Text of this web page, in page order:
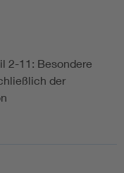
2-11: Besondere
der